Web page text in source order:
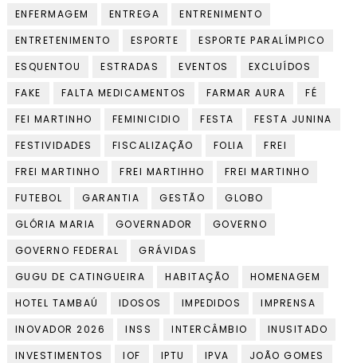
ENFERMAGEM
ENTREGA
ENTRENIMENTO
ENTRETENIMENTO
ESPORTE
ESPORTE PARALÍMPICO
ESQUENTOU
ESTRADAS EVENTOS
EXCLUÍDOS
FAKE
FALTA MEDICAMENTOS FARMAR AURA
FÉ
FEI MARTINHO
FEMINICIDIO FESTA
FESTA JUNINA
FESTIVIDADES
FISCALIZAÇÃO FOLIA
FREI
FREI MARTINHO
FREI MARTIHHO
FREI MARTINHO
FUTEBOL
GARANTIA GESTÃO
GLOBO
GLÓRIA MARIA
GOVERNADOR
GOVERNO
GOVERNO FEDERAL
GRÁVIDAS
GUGU DE CATINGUEIRA
HABITAÇÃO
HOMENAGEM
HOTEL TAMBAÚ
IDOSOS IMPEDIDOS
IMPRENSA
INOVADOR 2026
INSS INTERCÂMBIO
INUSITADO
INVESTIMENTOS
IOF IPTU IPVA
JOÃO GOMES